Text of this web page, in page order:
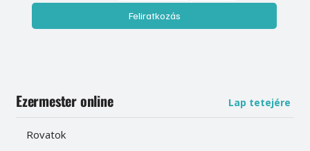
Feliratkozás
Ezermester online Lap tetejére
Rovatok